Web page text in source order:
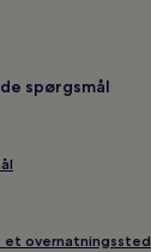
spørgsmål
et overnatningssted